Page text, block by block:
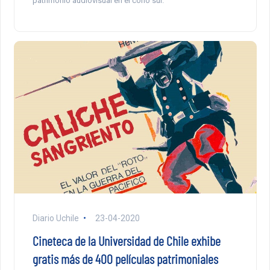
Diario Uchile 23-04-2020
Cineteca de la Universidad de Chile exhibe
gratis más de 400 películas patrimoniales